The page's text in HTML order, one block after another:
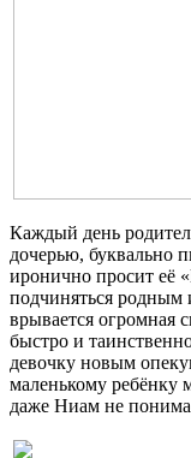
Каждый день
дочерью, буквально
иронично просит её
подчиняться родным
врывается огромная
быстро и
девочку новым
маленькому ребёнку
даже Ниам не